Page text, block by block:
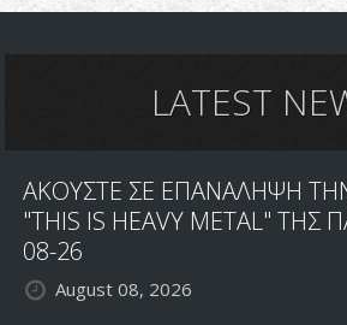
Strange
Shores...LATEST
ΑΚΟΥΣΤΕ ΣΕ ΕΠΑΝΑΛΗΨΗ
"THIS IS HEAVY METAL" ΤΗΣ
08-26
August 08, 2026